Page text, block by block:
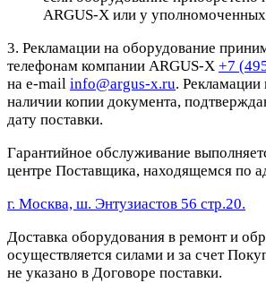
ARGUS-X или у уполномоченных
3. Рекламации на оборудование
телефонам компании ARGUS-X +7
на e-mail info@argus-x.ru.
наличии копии документа,
дату поставки.
Гарантийное обслуживание
центре Поставщика, находящемся по
г. Москва, ш. Энтузиастов 56 стр.20.
Доставка оборудования в ремонт и
осуществляется силами и за счет
не указано в Договоре поставки.